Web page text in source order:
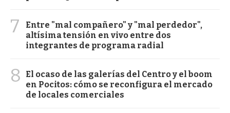
7
Entre "mal compañero" y "mal perdedor",
altísima tensión en vivo entre dos
integrantes de programa radial
8
El ocaso de las galerías del Centro y el boom
en Pocitos: cómo se reconfigura el mercado
de locales comerciales